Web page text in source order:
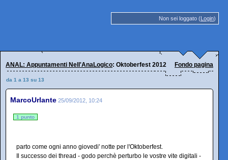
Non sei loggato (Login)
ANAL: Appuntamenti Nell'AnaLogico: Oktoberfest 2012 Fondo pagina
da 1 a 13 su 13
MarcoUrlante 25/09/2012, 10:24
1 punto
parto come ogni anno giovedi' notte per l'Oktoberfest.
Il successo dei thread - godo perchè perturbo le vostre vite digitali -